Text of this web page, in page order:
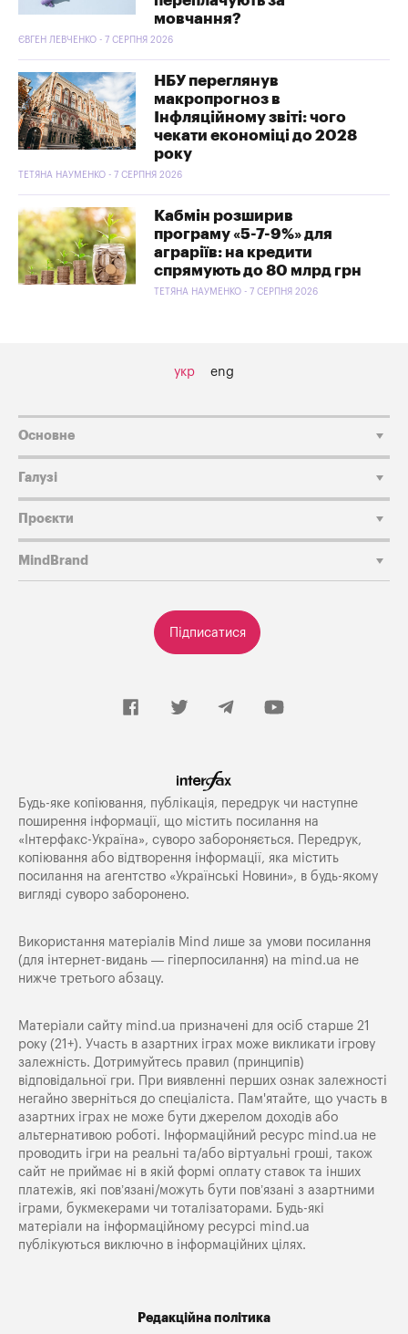
мовчання?
ЄВГЕН ЛЕВЧЕНКО - 7 СЕРПНЯ 2026
НБУ переглянув
макропрогноз в
Інфляційному звіті: чого
чекати економіці до 2028
року
ТЕТЯНА НАУМЕНКО - 7 СЕРПНЯ 2026
Кабмін розширив
програму «5-7-9%» для
аграріїв: на кредити
спрямують до 80 млрд грн
ТЕТЯНА НАУМЕНКО - 7 СЕРПНЯ 2026
укр eng
Підписатися
Основне
Галузі
Проєкти
MindBrand
Будь-яке копiювання, публiкацiя, передрук чи наступне
поширення iнформацiї, що мiстить посилання на
«Iнтерфакс-Україна», суворо забороняється. Передрук,
копіювання або відтворення інформації, яка містить
посилання на агентство «Українські Новини», в будь-якому
вигляді суворо заборонено.
Використання матеріалів Mind лише за умови посилання
(для інтернет-видань — гіперпосилання) на mind.ua не
нижче третього абзацу.
Матеріали сайту mind.ua призначені для осіб старше 21
року (21+). Участь в азартних іграх може викликати ігрову
залежність. Дотримуйтесь правил (принципів)
відповідальної гри. При виявленні перших ознак залежності
негайно зверніться до спеціаліста. Пам'ятайте, що участь в
азартних іграх не може бути джерелом доходів або
альтернативою роботі. Інформаційний ресурс mind.ua не
проводить ігри на реальні та/або віртуальні гроші, також
сайт не приймає ні в якій формі оплату ставок та інших
платежів, які пов’язані/можуть бути пов’язані з азартними
іграми, букмекерами чи тоталізаторами. Будь-які
матеріали на інформаційному ресурсі mind.ua
публікуються виключно в інформаційних цілях.
Редакційна політика